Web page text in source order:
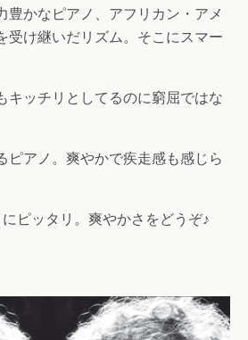
豊かなピアノ、アフリカン・アメ
受け継いだリズム。そこにスマー
キッチリとしてるのに窮屈ではな
ピアノ。爽やかで疾走感も感じら
ピッタリ。爽やかさをどうぞ♪